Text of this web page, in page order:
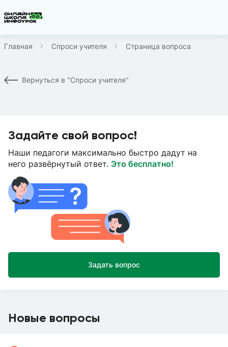
Главная Спроси учителя Страница вопроса
Вернуться в "Спроси учителя"
Задайте свой вопрос!
Наши педагоги максимально быстро дадут на
него развёрнутый ответ. Это бесплатно!
Задать вопрос
Новые вопросы